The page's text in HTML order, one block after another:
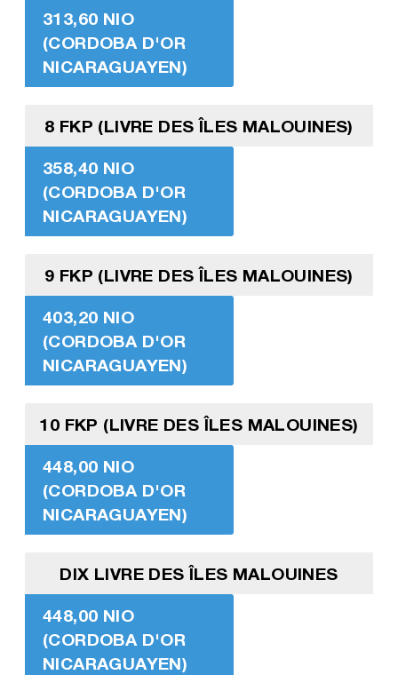
313,60 NIO
(CORDOBA D'OR
NICARAGUAYEN)
8 FKP (LIVRE DES ÎLES MALOUINES)
358,40 NIO
(CORDOBA D'OR
NICARAGUAYEN)
9 FKP (LIVRE DES ÎLES MALOUINES)
403,20 NIO
(CORDOBA D'OR
NICARAGUAYEN)
10 FKP (LIVRE DES ÎLES MALOUINES)
448,00 NIO
(CORDOBA D'OR
NICARAGUAYEN)
DIX LIVRE DES ÎLES MALOUINES
448,00 NIO
(CORDOBA D'OR
NICARAGUAYEN)